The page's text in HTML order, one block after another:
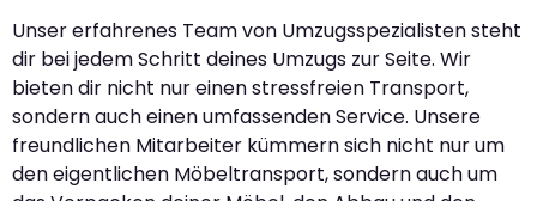
Unser erfahrenes Team von Umzugsspezialisten steht
dir bei jedem Schritt deines Umzugs zur Seite. Wir
bieten dir nicht nur einen stressfreien Transport,
sondern auch einen umfassenden Service. Unsere
freundlichen Mitarbeiter kümmern sich nicht nur um
den eigentlichen Möbeltransport, sondern auch um